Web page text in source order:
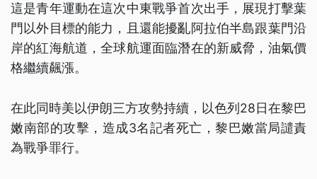
這是青年運動在這次中東戰爭首次出手，展現打擊葉
門以外目標的能力，且還能擾亂阿拉伯半島跟葉門沿
岸的紅海航道，全球航運面臨潛在的新威脅，油氣價
格繼續飆漲。
在此同時美以伊朗三方攻勢持續，以色列28日在黎巴
嫩南部的攻擊，造成3名記者死亡，黎巴嫩當局譴責
為戰爭罪行。